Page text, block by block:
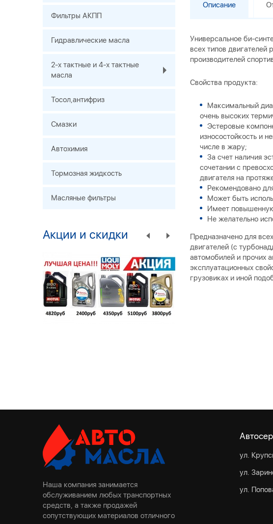
Описание
Универсальное би-
всех типов
производителей
Свойства продукта:
Максимальный
очень высоких
Эстеровые
износостойкость и
числе в жару;
За счет наличия
сочетании с
двигателя на
Рекомендовано
Может быть
Имеет
Не желательно
Предназначено для
двигателей (с
автомобилей и прочих
эксплуатационных
грузовиках и иной
Фильтры АКПП
Гидравлические масла
2-х тактные и 4-х тактные
масла
Тосол,антифриз
Смазки
Автохимия
Тормозная жидкость
Масляные фильтры
Акции и скидки
Наша компания занимается
обслуживанием любых транспортных
средств, а также продажей
сопутствующих материалов отличного
ул.
ул.
ул.